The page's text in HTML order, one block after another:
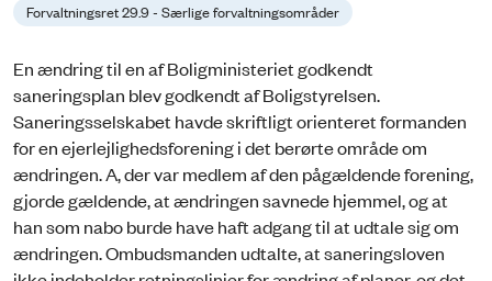
Forvaltningsret 29.9 - Særlige forvaltningsområder
En ændring til en af Boligministeriet godkendt
saneringsplan blev godkendt af Boligstyrelsen.
Saneringsselskabet havde skriftligt orienteret formanden
for en ejerlejlighedsforening i det berørte område om
ændringen. A, der var medlem af den pågældende forening,
gjorde gældende, at ændringen savnede hjemmel, og at
han som nabo burde have haft adgang til at udtale sig om
ændringen. Ombudsmanden udtalte, at saneringsloven